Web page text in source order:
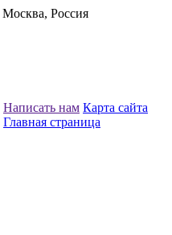
Москва, Россия
Написать нам Карта сайта
Главная страница